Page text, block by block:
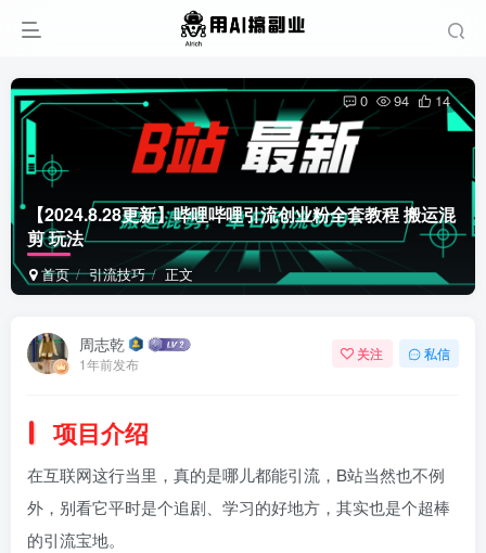
【2024.8.28更新】哔哩哔哩引流创业粉全套教程 搬运混
剪 玩法
首页 引流技巧 正文
0 94 14
周志乾
1年前发布
关注 私信
项目介绍
在互联网这行当里，真的是哪儿都能引流，B站当然也不例
外，别看它平时是个追剧、学习的好地方，其实也是个超棒
的引流宝地。